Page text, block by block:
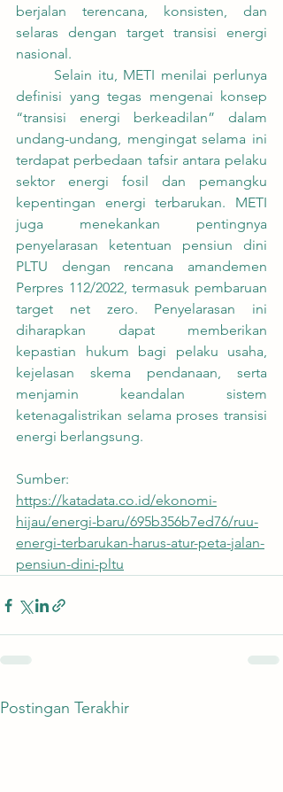
berjalan terencana, konsisten, dan
selaras dengan target transisi energi
nasional.
definisi yang tegas mengenai konsep
“transisi energi berkeadilan” dalam
undang-undang, mengingat selama ini
terdapat perbedaan tafsir antara pelaku
sektor energi fosil dan pemangku
kepentingan energi terbarukan. METI
juga menekankan pentingnya
penyelarasan ketentuan pensiun dini
PLTU dengan rencana amandemen
Perpres 112/2022, termasuk pembaruan
target net zero. Penyelarasan ini
diharapkan dapat memberikan
kepastian hukum bagi pelaku usaha,
kejelasan skema pendanaan, serta
menjamin keandalan sistem
ketenagalistrikan selama proses transisi
energi berlangsung.
Sumber:
https://katadata.co.id/ekonomi-
hijau/energi-baru/695b356b7ed76/ruu-
energi-terbarukan-harus-atur-peta-jalan-
pensiun-dini-pltu
Postingan Terakhir